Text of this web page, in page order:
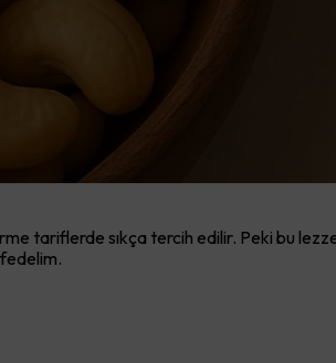
tariflerde sıkça tercih edilir. Peki bu